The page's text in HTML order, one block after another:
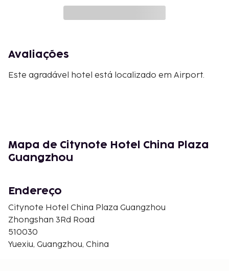
Avaliações
Este agradável hotel está localizado em Airport.
Mapa de Citynote Hotel China Plaza
Guangzhou
Endereço
Citynote Hotel China Plaza Guangzhou
Zhongshan 3Rd Road
510030
Yuexiu, Guangzhou, China